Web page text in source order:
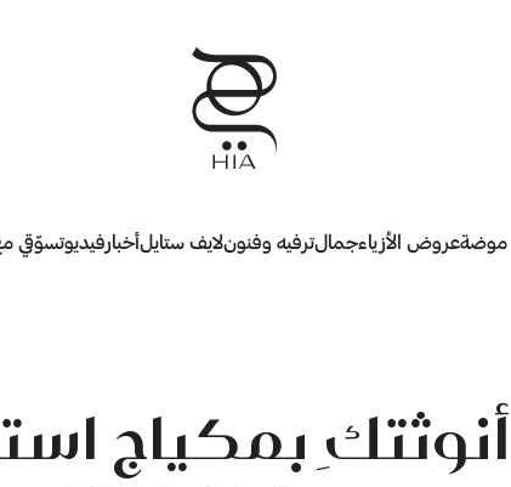
موضةعروض الأزياءجمالترفيه وفنونلايف ستايلأخبارفيديوتسوّقي
بمكياج